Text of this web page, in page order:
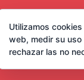
Utilizamos
web, medir su
rechazar las no